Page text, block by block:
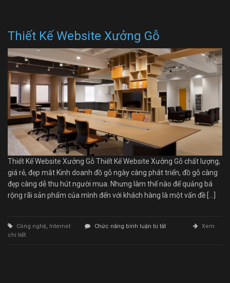
Thiết Kế Website Xưởng Gỗ
Thiết Kế Website Xưởng Gỗ Thiết Kế Website Xưởng Gỗ chất lượng,
giá rẻ, đẹp mắt Kinh doanh đồ gỗ ngày càng phát triển, đồ gỗ càng
đẹp càng dễ thu hút người mua. Nhưng làm thế nào để quảng bá
rộng rãi sản phẩm của mình đến với khách hàng là một vấn đề […]
Công nghệ, Internet Chức năng bình luận bị tắtở
Xem
chi tiết